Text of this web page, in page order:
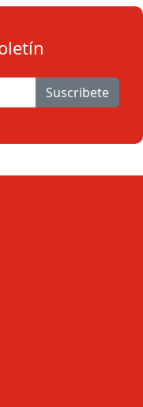
Suscribete